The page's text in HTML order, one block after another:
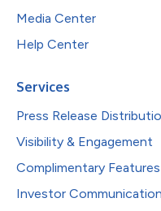
Media Center
Help Center
Services
Press Release
Visibility & Engagement
Complimentary Features
Investor